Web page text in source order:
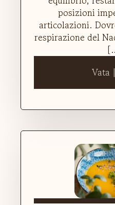
posizioni
articolazioni.
respirazione del
Vata